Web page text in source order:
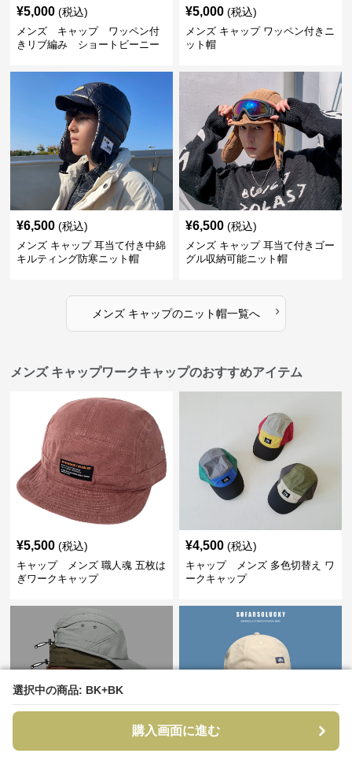
選択中の商品: BK+BK
購入画面に進む
選択中の商品: BK+BK
購入画面に進む
¥5,000 (税込)
メンズ キャップ ワッペン付
きリブ編み ショートビーニー
¥5,000 (税込)
メンズ キャップ ワッペン付きニ
ット帽
¥6,500 (税込)
メンズ キャップ 耳当て付き中綿
キルティング防寒ニット帽
¥6,500 (税込)
メンズ キャップ 耳当て付きゴー
グル収納可能ニット帽
メンズ キャップのニット帽一覧へ ›
メンズ キャップワークキャップのおすすめアイテム
¥5,500 (税込)
キャップ メンズ 職人魂 五枚は
ぎワークキャップ
¥4,500 (税込)
キャップ メンズ 多色切替え ワ
ークキャップ